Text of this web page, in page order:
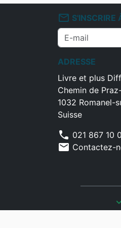
mail_outline S'INSCRIRE
ADRESSE
Livre et plus
Chemin de
1032 Romanel-
Suisse
phone 021 867 10
mail Contactez-